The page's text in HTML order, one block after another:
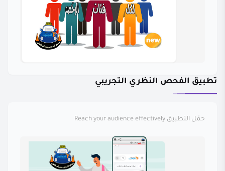
تطبيق الفحص النظري التجريبي
حمّل التطبيق Reach your audience effectively